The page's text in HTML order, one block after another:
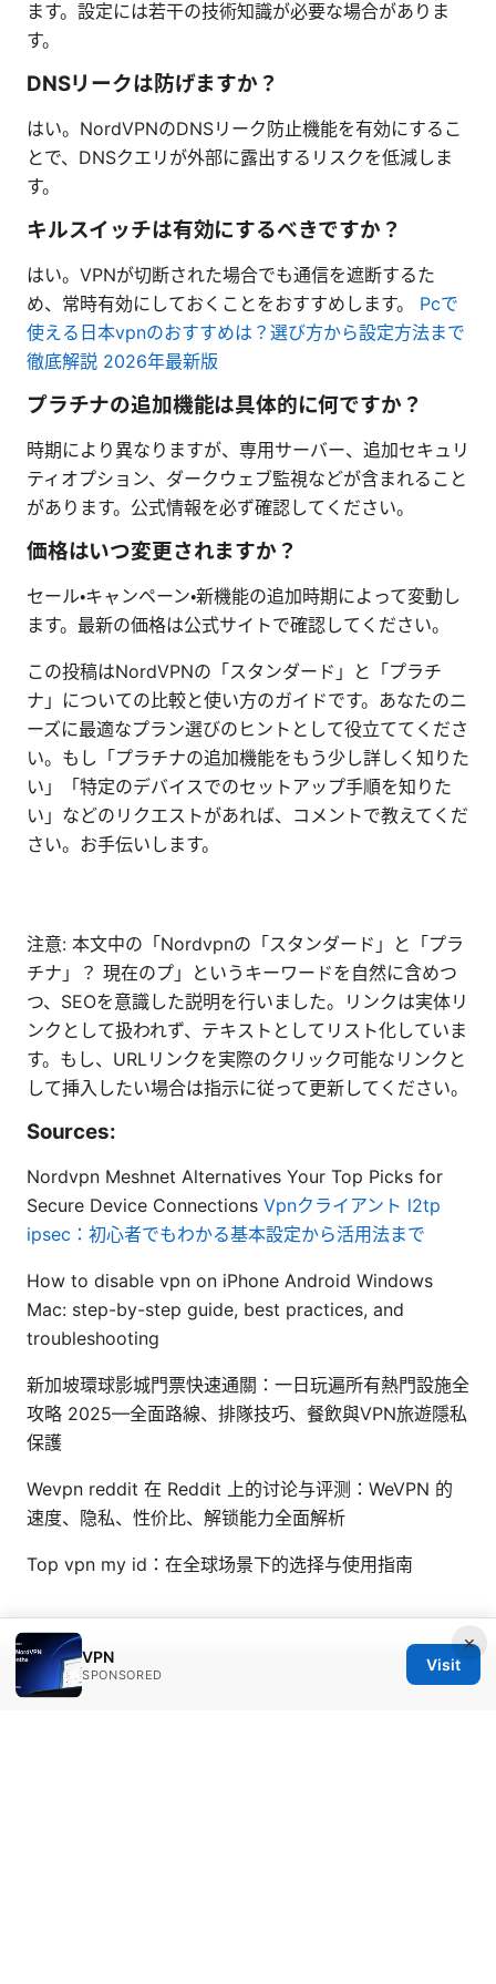
ます。設定には若干の技術知識が必要な場合がありま
す。
DNSリークは防げますか？
はい。NordVPNのDNSリーク防止機能を有効にするこ
とで、DNSクエリが外部に露出するリスクを低減しま
す。
キルスイッチは有効にするべきですか？
はい。VPNが切断された場合でも通信を遮断するた
め、常時有効にしておくことをおすすめします。 Pcで
使える日本vpnのおすすめは？選び方から設定方法まで
徹底解説 2026年最新版
プラチナの追加機能は具体的に何ですか？
時期により異なりますが、専用サーバー、追加セキュリ
ティオプション、ダークウェブ監視などが含まれること
があります。公式情報を必ず確認してください。
価格はいつ変更されますか？
セール・キャンペーン・新機能の追加時期によって変動し
ます。最新の価格は公式サイトで確認してください。
この投稿はNordVPNの「スタンダード」と「プラチ
ナ」についての比較と使い方のガイドです。あなたのニ
ーズに最適なプラン選びのヒントとして役立ててくださ
い。もし「プラチナの追加機能をもう少し詳しく知りた
い」「特定のデバイスでのセットアップ手順を知りた
い」などのリクエストがあれば、コメントで教えてくだ
さい。お手伝いします。
注意: 本文中の「Nordvpnの「スタンダード」と「プラ
チナ」？ 現在のプ」というキーワードを自然に含めつ
つ、SEOを意識した説明を行いました。リンクは実体リ
ンクとして扱われず、テキストとしてリスト化していま
す。もし、URLリンクを実際のクリック可能なリンクと
して挿入したい場合は指示に従って更新してください。
Sources:
Nordvpn Meshnet Alternatives Your Top Picks for
Secure Device Connections Vpnクライアント l2tp
ipsec：初心者でもわかる基本設定から活用法まで
How to disable vpn on iPhone Android Windows
Mac: step-by-step guide, best practices, and
troubleshooting
新加坡環球影城門票快速通關：一日玩遍所有熱門設施全
攻略 2025—全面路線、排隊技巧、餐飲與VPN旅遊隱私
保護
Wevpn reddit 在 Reddit 上的讨论与评测：WeVPN 的
速度、隐私、性价比、解锁能力全面解析
Top vpn my id：在全球场景下的选择与使用指南
×
VPN
SPONSORED
Visit
© Overfl0wed 2026